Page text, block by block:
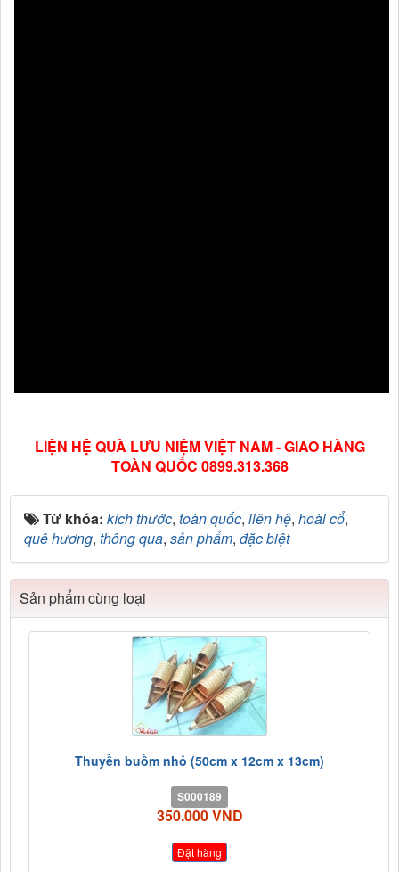
LIỆN HỆ QUÀ LƯU NIỆM VIỆT NAM - GIAO HÀNG
TOÀN QUỐC 0899.313.368
Từ khóa: kích thước, toàn quốc, liên hệ, hoài cổ,
quê hương, thông qua, sản phẩm, đặc biệt
Sản phẩm cùng loại
Thuyền buồm nhỏ (50cm x 12cm x 13cm)
S000189
350.000 VND
Đặt hàng